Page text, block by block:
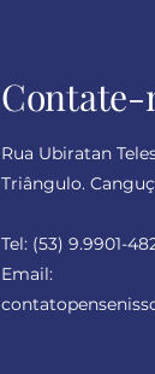
Contate-
Rua Ubiratan
Triângulo.
Tel: (53) 9.9901-
Email: